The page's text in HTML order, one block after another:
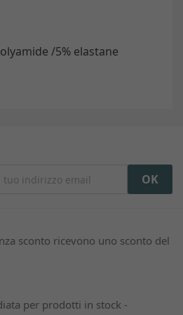
/5% elastane
sconto ricevono uno sconto del
per prodotti in stock -